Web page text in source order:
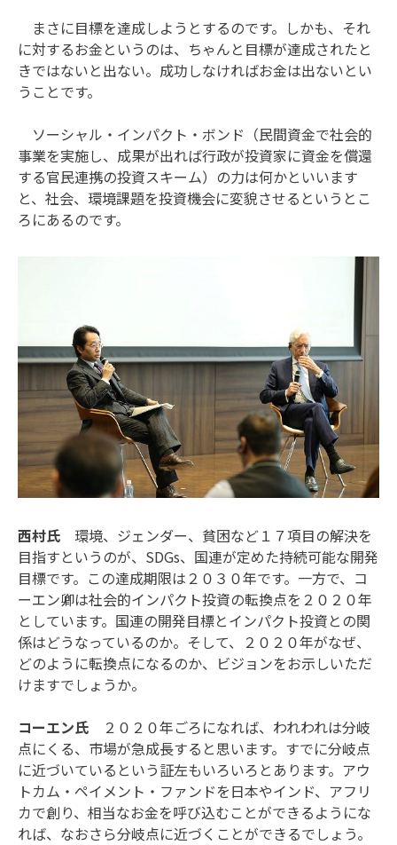
まさに目標を達成しようとするのです。しかも、それ
に対するお金というのは、ちゃんと目標が達成されたと
きではないと出ない。成功しなければお金は出ないとい
うことです。
ソーシャル・インパクト・ボンド（民間資金で社会的
事業を実施し、成果が出れば行政が投資家に資金を償還
する官民連携の投資スキーム）の力は何かといいます
と、社会、環境課題を投資機会に変貌させるというとこ
ろにあるのです。
西村氏 環境、ジェンダー、貧困など１７項目の解決を
目指すというのが、SDGs、国連が定めた持続可能な開発
目標です。この達成期限は２０３０年です。一方で、コ
ーエン卿は社会的インパクト投資の転換点を２０２０年
としています。国連の開発目標とインパクト投資との関
係はどうなっているのか。そして、２０２０年がなぜ、
どのように転換点になるのか、ビジョンをお示しいただ
けますでしょうか。
コーエン氏 ２０２０年ごろになれば、われわれは分岐
点にくる、市場が急成長すると思います。すでに分岐点
に近づいているという証左もいろいろとあります。アウ
トカム・ペイメント・ファンドを日本やインド、アフリ
カで創り、相当なお金を呼び込むことができるようにな
れば、なおさら分岐点に近づくことができるでしょう。